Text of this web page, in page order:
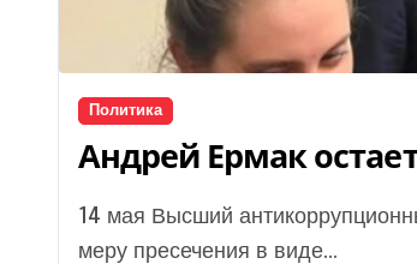
Политика
Андрей Ермак
14 мая Высший антикоррупционный суд избрал экс-главе Офиса президента Андрею Ермаку
меру пресечения в виде...